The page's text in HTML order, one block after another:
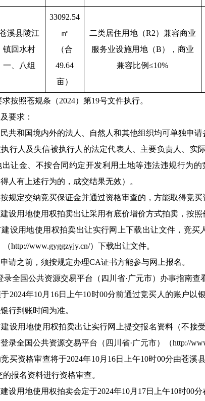
溪县陵江
镇回水村
一、八组
33092.54
㎡
（合
49.64
亩）
二类居住用地（R2）兼容商业
服务业设施用地（B），商业
兼容比例≤10%
按照苍规条（2024）第19号文件执行。
要求：
民共和国境内外的法人、自然人和其他组织均可单独申
执行人及失信被执行人的法定代表人、主要负责人、
让金、不按合同约定开发利用土地等违法违规行为
人有上述行为的，成交结果无效）。
按规定交纳竞买保证金并通过资格审查的，方能取得竞买
设用地使用权拍卖出让采用有底价增价方式拍卖，按照
设用地使用权拍卖出让实行网上下载出让文件，竞
（http://www.gyggzyjy.cn/）下载出让文件。
请之前，须按规定办理CA证书方能参与网上报名。
全国公共资源交易平台（四川省·广元市）办事指南查
2024年10月16日上午10时00分前通过竞买人的账户
行到账时间为准。
设用地使用权拍卖出让实行网上提交报名资料（不接
录全国公共资源交易平台（四川省·广元市）（http://
买资格审查将于2024年10月16日上午10时00分由苍
报名资料进行资格审查。
设用地使用权拍卖会定于2024年10月17日上午10时00